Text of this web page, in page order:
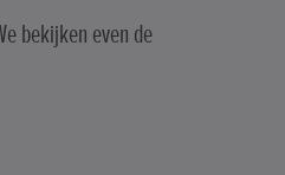
bekijken even de